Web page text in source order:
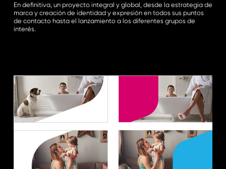
En definitiva, un proyecto integral y global, desde la estrategia de
marca y creación de identidad y expresión en todos sus puntos
de contacto hasta el lanzamiento a los diferentes grupos de
interés.